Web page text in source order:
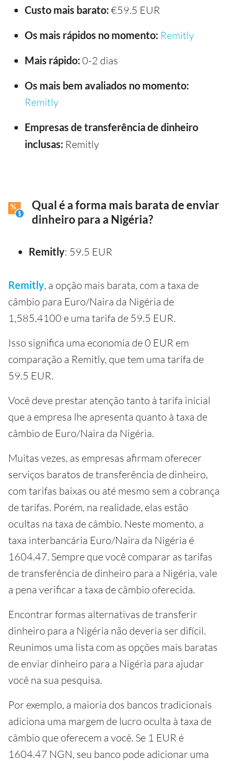
Custo mais barato: €59.5 EUR
Os mais rápidos no momento: Remitly
Mais rápido: 0-2 dias
Os mais bem avaliados no momento:
Remitly
Empresas de transferência de dinheiro
inclusas: Remitly
Qual é a forma mais barata de enviar
dinheiro para a Nigéria?
Remitly: 59.5 EUR
Remitly, a opção mais barata, com a taxa de
câmbio para Euro/Naira da Nigéria de
1,585.4100 e uma tarifa de 59.5 EUR.
Isso significa uma economia de 0 EUR em
comparação a Remitly, que tem uma tarifa de
59.5 EUR.
Você deve prestar atenção tanto à tarifa inicial
que a empresa lhe apresenta quanto à taxa de
câmbio de Euro/Naira da Nigéria.
Muitas vezes, as empresas afirmam oferecer
serviços baratos de transferência de dinheiro,
com tarifas baixas ou até mesmo sem a cobrança
de tarifas. Porém, na realidade, elas estão
ocultas na taxa de câmbio. Neste momento, a
taxa interbancária Euro/Naira da Nigéria é
1604.47. Sempre que você comparar as tarifas
de transferência de dinheiro para a Nigéria, vale
a pena verificar a taxa de câmbio oferecida.
Encontrar formas alternativas de transferir
dinheiro para a Nigéria não deveria ser difícil.
Reunimos uma lista com as opções mais baratas
de enviar dinheiro para a Nigéria para ajudar
você na sua pesquisa.
Por exemplo, a maioria dos bancos tradicionais
adiciona uma margem de lucro oculta à taxa de
câmbio que oferecem a você. Se 1 EUR é
1604.47 NGN, seu banco pode adicionar uma